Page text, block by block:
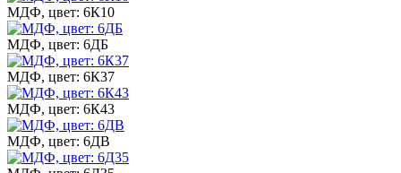
МДФ, цвет: 6К10
МДФ, цвет: 6ДБ
МДФ, цвет: 6К37
МДФ, цвет: 6К43
МДФ, цвет: 6ДВ